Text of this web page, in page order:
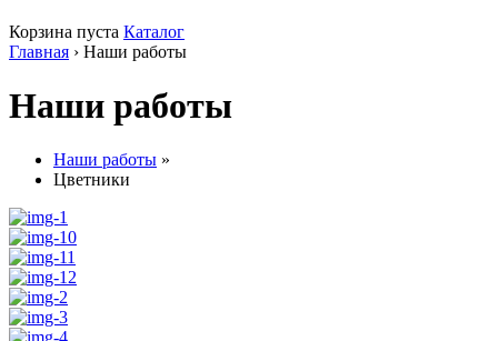
Корзина пуста Каталог
Главная › Наши работы
Наши работы
Наши работы »
Цветники